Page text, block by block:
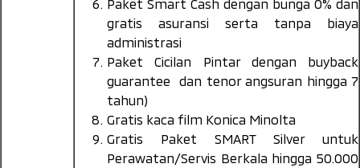
Paket Smart Cash dengan bunga 0% dan
gratis asuransi serta tanpa biaya
administrasi
Paket Cicilan Pintar dengan buyback
guarantee dan tenor angsuran hingga 7
tahun)
Gratis kaca film Konica Minolta
Gratis Paket SMART Silver untuk
Perawatan/Servis Berkala hingga 50.000